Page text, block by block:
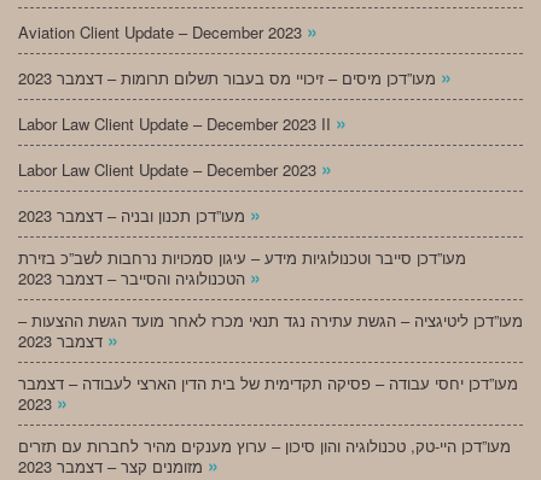
Aviation Client Update – December 2023 »
»
Labor Law Client Update – December 2023 II »
Labor Law Client Update – December 2023 »
»
מעו”דכן סייבר וטכנולוגיות מידע – עיגון סמכויות נרחבות לשב”כ בזירת
»
מעו”דכן ליטיגציה – הגשת עתירה נגד תנאי מכרז לאחר מועד הגשת ההצעות –
»
מעו”דכן יחסי עבודה – פסיקה תקדימית של בית הדין הארצי לעבודה – דצמבר
»
מעו”דכן היי-טק, טכנולוגיה והון סיכון – ערוץ מענקים מהיר לחברות עם תזרים
»